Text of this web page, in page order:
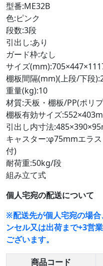
型番:ME32B
色:ピンク
段数:3段
引出し:あり
ガード枠:なし
サイズ
棚板間隔(mm)(上段/下段
重量(kg):10
材質:天板・棚板/PP(ポリ
棚板有効サイズ
引出し内寸法
キャスター:φ75mmエラ
付)
耐荷重:50kg/段
組み立て式
個人宅宛の配送について
※配送先が個人宅宛の場
ンセル又は出荷まで+3営
ございます。
商品コード